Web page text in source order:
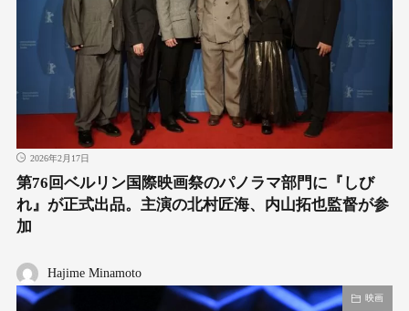
2026年2月17日
第76回ベルリン国際映画祭のパノラマ部門に『しび
れ』が正式出品。主演の北村匠海、内山拓也監督が参
加
Hajime Minamoto
映画